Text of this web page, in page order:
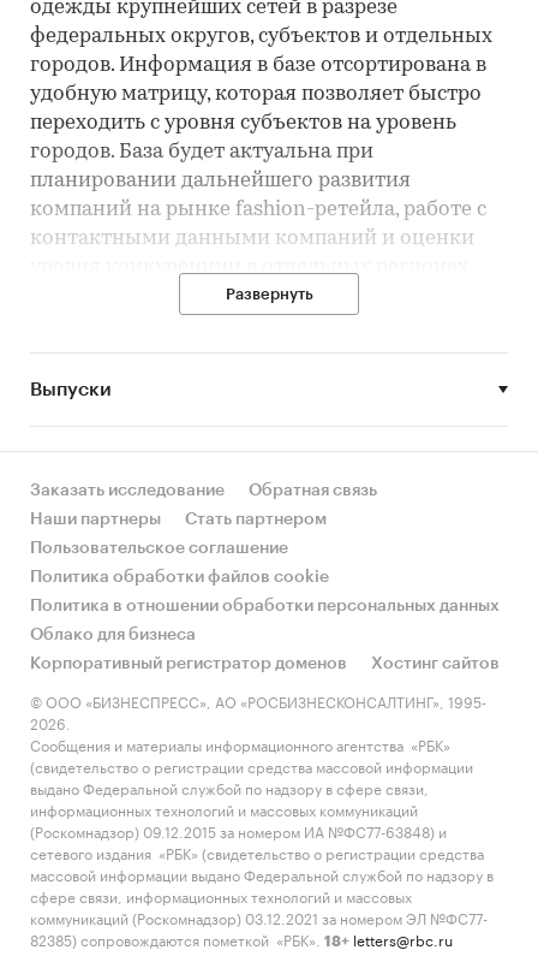
одежды крупнейших сетей в разрезе
федеральных округов, субъектов и отдельных
городов. Информация в базе отсортирована в
удобную матрицу, которая позволяет быстро
переходить с уровня субъектов на уровень
городов. База будет актуальна при
планировании дальнейшего развития
компаний на рынке fashion-ретейла, работе с
контактными данными компаний и оценки
уровня конкуренции в отдельных регионах.
Потребительские товары
Одежда, обувь, аксессуары / Одежда
База сетей
База компаний
Розничные сети
Развернуть
Выпуски
Заказать исследование
Обратная связь
Наши партнеры
Стать партнером
Пользовательское соглашение
Политика обработки файлов cookie
Политика в отношении обработки персональных данных
Облако для бизнеса
Корпоративный регистратор доменов
Хостинг сайтов
© ООО «БИЗНЕСПРЕСС», АО «РОСБИЗНЕСКОНСАЛТИНГ», 1995-
2026.
Сообщения и материалы информационного агентства «РБК»
(свидетельство о регистрации средства массовой информации
выдано Федеральной службой по надзору в сфере связи,
информационных технологий и массовых коммуникаций
(Роскомнадзор) 09.12.2015 за номером ИА №ФС77-63848) и
сетевого издания «РБК» (свидетельство о регистрации средства
массовой информации выдано Федеральной службой по надзору в
сфере связи, информационных технологий и массовых
коммуникаций (Роскомнадзор) 03.12.2021 за номером ЭЛ №ФС77-
82385) сопровождаются пометкой «РБК».
18+ letters@rbc.ru